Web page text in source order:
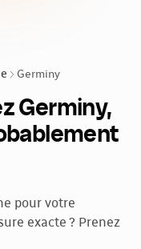
Germiny
Germiny,
pour votre
exacte ? Prenez